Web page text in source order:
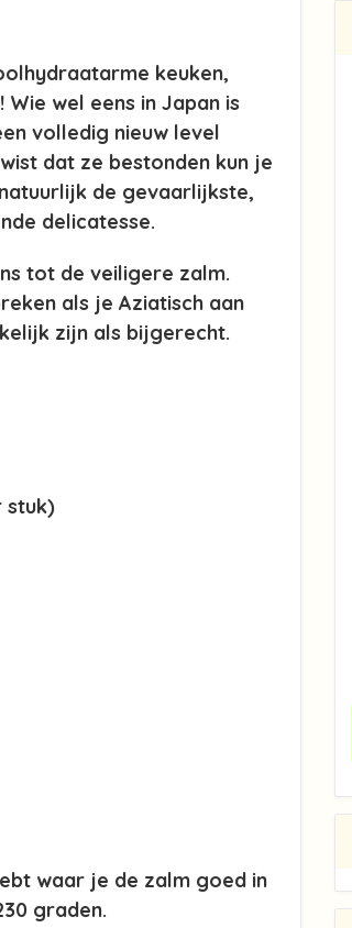
keuken,
wel eens in Japan is
volledig nieuw level
dat ze bestonden kun je
de gevaarlijkste,
delicatesse.
tot de veiligere zalm.
als je Aziatisch aan
zijn als bijgerecht.
stuk)
waar je de zalm goed in
graden.